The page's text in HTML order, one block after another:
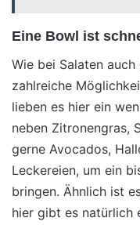
Eine Bowl ist
Wie bei Salaten
zahlreiche
lieben es hier ein
neben Zitronengras,
gerne Avocados,
Leckereien, um ein
bringen. Ähnlich ist
hier gibt es natürlich